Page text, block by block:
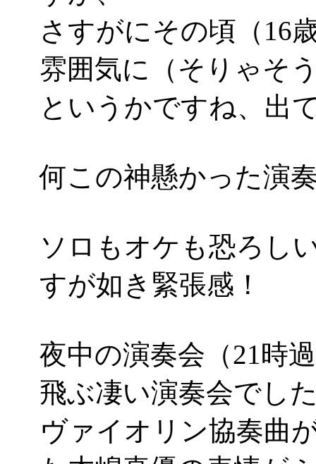
さすがにその頃（16
雰囲気に（そりゃそ
というかですね、出
何この神懸かった演
ソロもオケも恐ろし
すが如き緊張感！
夜中の演奏会（21時
飛ぶ凄い演奏会でし
ヴァイオリン協奏曲